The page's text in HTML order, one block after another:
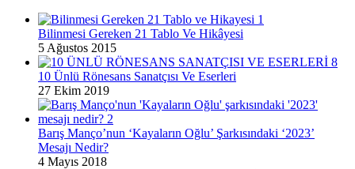
Bilinmesi Gereken 21 Tablo Ve Hikâyesi
5 Ağustos 2015
10 Ünlü Rönesans Sanatçısı Ve Eserleri
27 Ekim 2019
Barış Manço’nun ‘Kayaların Oğlu’ Şarkısındaki ‘2023’
Mesajı Nedir?
4 Mayıs 2018